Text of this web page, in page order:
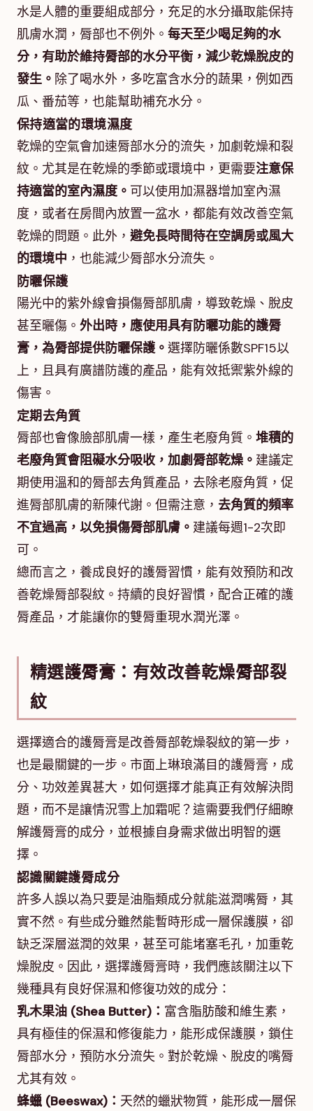
水是人體的重要組成部分，充足的水分攝取能保持
肌膚水潤，脣部也不例外。 每天至少喝足夠的水
分，有助於維持脣部的水分平衡，減少乾燥脫皮的
發生。 除了喝水外，多吃富含水分的蔬果，例如西
瓜、番茄等，也能幫助補充水分。
保持適當的環境濕度
乾燥的空氣會加速脣部水分的流失，加劇乾燥和裂
紋。尤其是在乾燥的季節或環境中，更需要注意保
持適當的室內濕度。 可以使用加濕器增加室內濕
度，或者在房間內放置一盆水，都能有效改善空氣
乾燥的問題。此外， 避免長時間待在空調房或風大
的環境中 ，也能減少脣部水分流失。
防曬保護
陽光中的紫外線會損傷脣部肌膚，導致乾燥、脫皮
甚至曬傷。 外出時，應使用具有防曬功能的護脣
膏，為脣部提供防曬保護。 選擇防曬係數SPF15以
上，且具有廣譜防護的產品，能有效抵禦紫外線的
傷害。
定期去角質
脣部也會像臉部肌膚一樣，產生老廢角質。 堆積的
老廢角質會阻礙水分吸收，加劇脣部乾燥。 建議定
期使用溫和的脣部去角質產品，去除老廢角質，促
進脣部肌膚的新陳代謝。但需注意， 去角質的頻率
不宜過高，以免損傷脣部肌膚。 建議每週1-2次即
可。
總而言之，養成良好的護脣習慣，能有效預防和改
善乾燥脣部裂紋。持續的良好習慣，配合正確的護
脣產品，才能讓你的雙脣重現水潤光澤。
精選護脣膏：有效改善乾燥脣部裂
紋
選擇適合的護脣膏是改善脣部乾燥裂紋的第一步，
也是最關鍵的一步。市面上琳琅滿目的護脣膏，成
分、功效差異甚大，如何選擇才能真正有效解決問
題，而不是讓情況雪上加霜呢？這需要我們仔細瞭
解護脣膏的成分，並根據自身需求做出明智的選
擇。
認識關鍵護脣成分
許多人誤以為只要是油脂類成分就能滋潤嘴脣，其
實不然。有些成分雖然能暫時形成一層保護膜，卻
缺乏深層滋潤的效果，甚至可能堵塞毛孔，加重乾
燥脫皮。因此，選擇護脣膏時，我們應該關注以下
幾種具有良好保濕和修復功效的成分：
乳木果油 (Shea Butter)： 富含脂肪酸和維生素，
具有極佳的保濕和修復能力，能形成保護膜，鎖住
脣部水分，預防水分流失。對於乾燥、脫皮的嘴脣
尤其有效。
蜂蠟 (Beeswax)： 天然的蠟狀物質，能形成一層保